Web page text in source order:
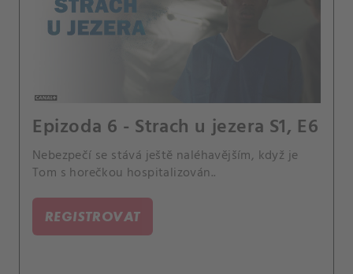
Epizoda 6 - Strach u jezera S1, E6
Nebezpečí se stává ještě naléhavějším, když je
Tom s horečkou hospitalizován..
REGISTROVAT